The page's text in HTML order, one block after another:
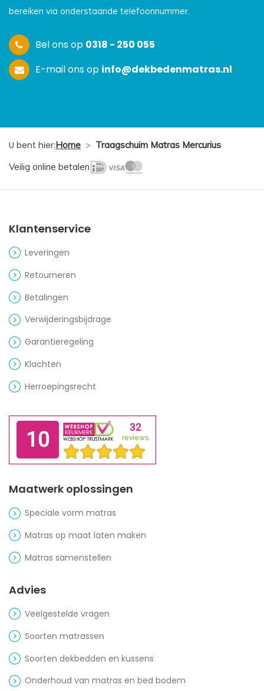
bereiken via onderstaande telefoonnummer.
Bel ons op 0318 - 250 055
E-mail ons op info@dekbedenmatras.nl
U bent hier:Home > Traagschuim Matras Mercurius
Veilig online betalen
Klantenservice
Leveringen
Retourneren
Betalingen
Verwijderingsbijdrage
Garantieregeling
Klachten
Herroepingsrecht
Maatwerk oplossingen
Speciale vorm matras
Matras op maat laten maken
Matras samenstellen
Advies
Veelgestelde vragen
Soorten matrassen
Soorten dekbedden en kussens
Onderhoud van matras en bed bodem